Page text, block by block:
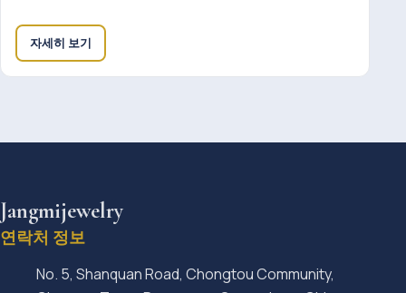
자세히 보기
Jangmijewelry
연락처 정보
No. 5, Shanquan Road, Chongtou Community,